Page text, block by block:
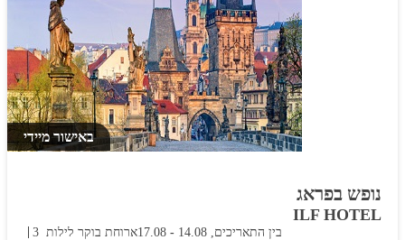
נופש בפראג
בין התאריכים, -
17.08
ILF HOTEL
3 לילות ארוחת בוקר
באישור מיידי